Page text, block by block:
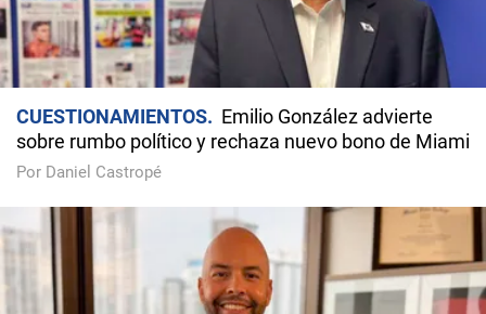
CUESTIONAMIENTOS
Emilio González advierte
sobre rumbo político y rechaza nuevo bono de Miami
Por Daniel Castropé